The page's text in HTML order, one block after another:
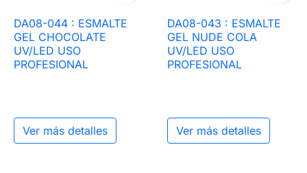
DA08-044 : ESMALTE
GEL CHOCOLATE
UV/LED USO
PROFESIONAL
Ver más detalles
DA08-043 : ESMALTE
GEL NUDE COLA
UV/LED USO
PROFESIONAL
Ver más detalles